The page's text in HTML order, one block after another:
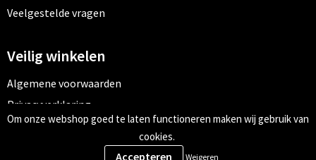
Veelgestelde vragen
Veilig winkelen
Algemene voorwaarden
Privacyverklaring
Cookiebeleid
Om onze webshop goed te laten functioneren maken wij gebruik van
cookies.
Weigeren